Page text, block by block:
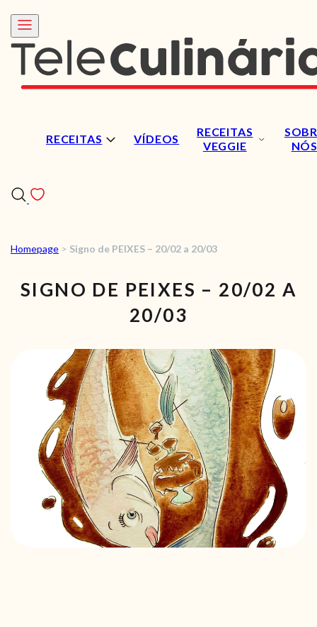
RECEITAS VÍDEOS
RECEITAS
VEGGIE
NÓS
RECEITAS
VÍDEOS
RECEITAS VEGGIE
SOBRE NÓS
LOJA ONLINE
BLOG
Homepage > Signo de PEIXES – 20/02 a 20/03
SIGNO DE PEIXES – 20/02 A
20/03